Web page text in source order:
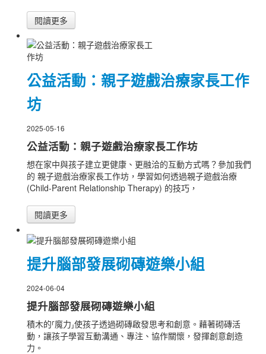
閱讀更多
公益活動：親子遊戲治療家長工作
坊
2025-05-16
公益活動：親子遊戲治療家長工作坊
想在家中與孩子建立更健康、更融洽的互動方式嗎？參加我們
的 親子遊戲治療家長工作坊，學習如何透過親子遊戲治療
(Child-Parent Relationship Therapy) 的技巧，
閱讀更多
提升腦部發展砌磚遊樂小組
2024-06-04
提升腦部發展砌磚遊樂小組
積木的⸢魔力⸥使孩子透過砌磚啟發思考和創意。藉著砌磚活
動，讓孩子學習互動溝通、專注、協作關懷，發揮創意創造
力。